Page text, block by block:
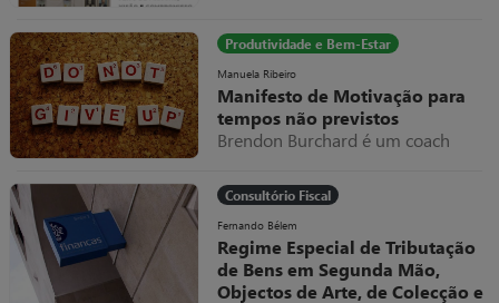
de evolução empresarial em
Portugal, destacando-se pela sua
capacidade de adaptação,
diversificação e internacionalização
ao longo de mais de seis décadas
de atividade.
Produtividade e Bem-Estar
Manuela Ribeiro
Manifesto de Motivação para
tempos não previstos
Brendon Burchard é um coach
grata por todos os valiosos
conteúdos que partilhou e partilha
livremente.
Consultório Fiscal
Fernando Bélem
Regime Especial de Tributação
de Bens em Segunda Mão,
Objectos de Arte, de Colecção e